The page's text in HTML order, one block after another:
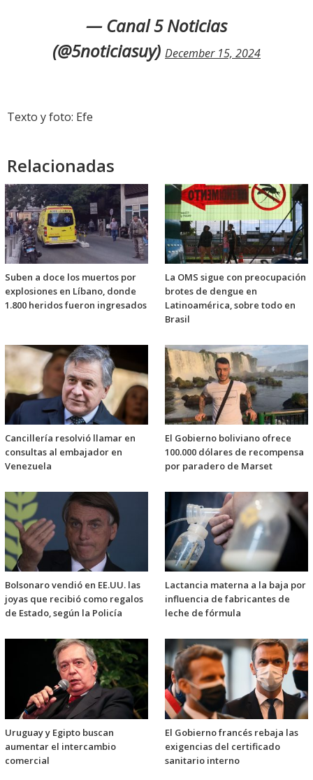
— Canal 5 Noticias
(@5noticiasuy) December 15, 2024
Texto y foto: Efe
Relacionadas
Suben a doce los muertos por
explosiones en Líbano, donde
1.800 heridos fueron ingresados
La OMS sigue con preocupación
brotes de dengue en
Latinoamérica, sobre todo en
Brasil
Cancillería resolvió llamar en
consultas al embajador en
Venezuela
El Gobierno boliviano ofrece
100.000 dólares de recompensa
por paradero de Marset
Bolsonaro vendió en EE.UU. las
joyas que recibió como regalos
de Estado, según la Policía
Lactancia materna a la baja por
influencia de fabricantes de
leche de fórmula
Uruguay y Egipto buscan
aumentar el intercambio
comercial
El Gobierno francés rebaja las
exigencias del certificado
sanitario interno